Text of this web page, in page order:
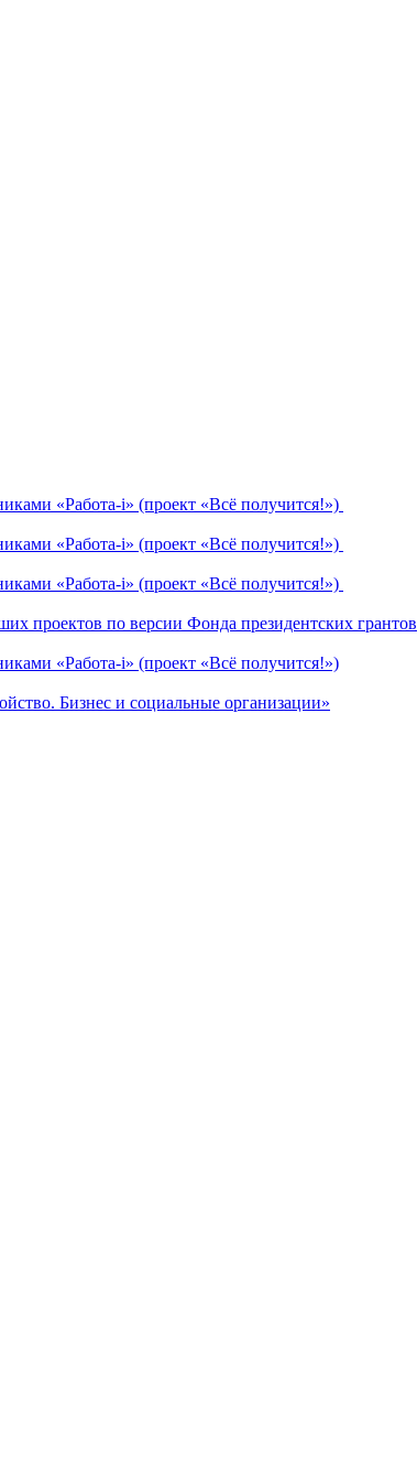
«Работа-i» (проект «Всё получится!»)
«Работа-i» (проект «Всё получится!»)
«Работа-i» (проект «Всё получится!»)
проектов по версии Фонда президентских грантов
«Работа-i» (проект «Всё получится!»)
Бизнес и социальные организации»